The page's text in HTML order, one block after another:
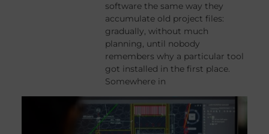
software the same way they
accumulate old project files:
gradually, without much
planning, until nobody
remembers why a particular tool
got installed in the first place.
Somewhere in